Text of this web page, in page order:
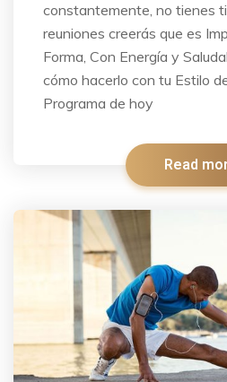
constantemente, no tienes
reuniones creerás que es
Forma, Con Energía y
cómo hacerlo con tu Estilo
Programa de hoy
Read